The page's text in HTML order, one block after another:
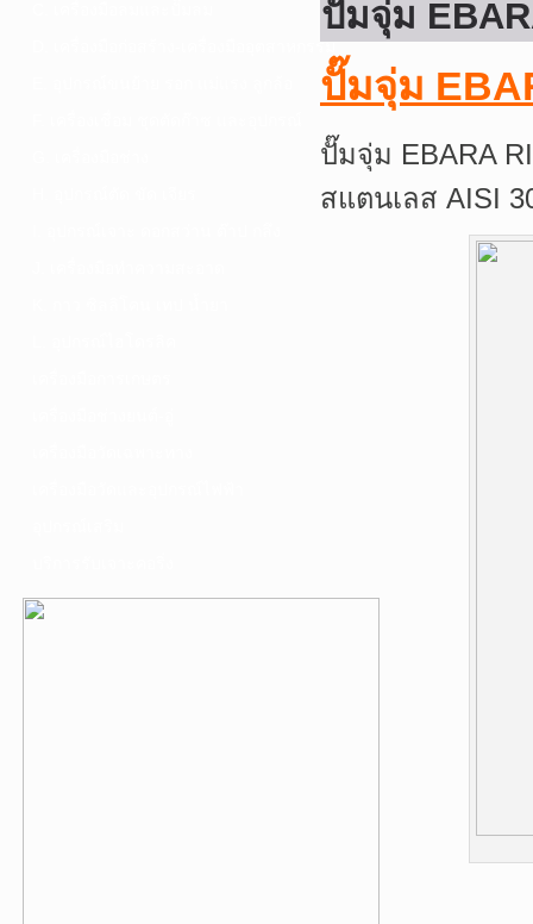
D. เครื่องมือก่อสร้าง-เครื่องมืออุตสาหกรรม
ปั๊มจุ่ม
ปั๊มจุ่ม
ปั๊มจุ่ม EBARA
สแตนเลส AISI